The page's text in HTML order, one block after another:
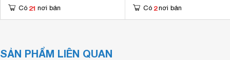
Có 21 nơi bán Có 2 nơi bán
SẢN PHẨM LIÊN QUAN